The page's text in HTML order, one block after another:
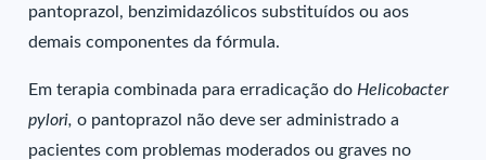
pantoprazol, benzimidazólicos substituídos ou aos
demais componentes da fórmula.
Em terapia combinada para erradicação do Helicobacter
pylori, o pantoprazol não deve ser administrado a
pacientes com problemas moderados ou graves no